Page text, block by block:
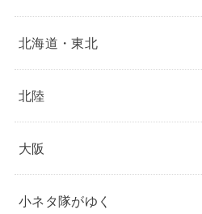
北海道・東北
北陸
大阪
小ネタ隊がゆく